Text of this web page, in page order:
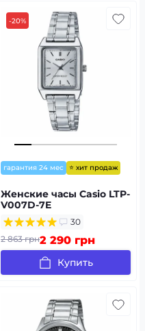
-20%
гарантия 24 мес ⭐ хит продаж
Женские часы Casio LTP-
V007D-7E
30
2 863 грн2 290 грн
Купить